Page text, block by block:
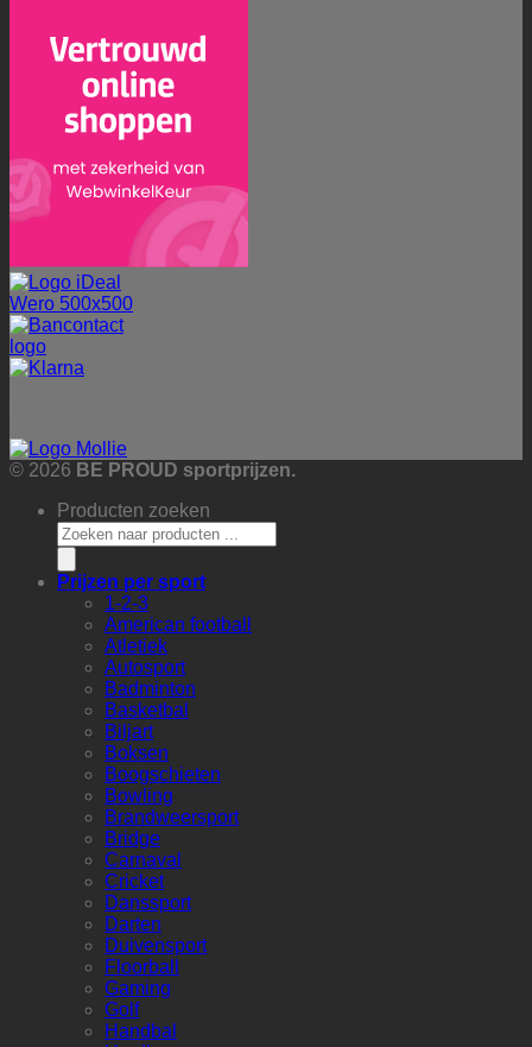
© 2026 BE PROUD sportprijzen.
Producten zoeken
Prijzen per sport
1-2-3
American football
Atletiek
Autosport
Badminton
Basketbal
Biljart
Boksen
Boogschieten
Bowling
Brandweersport
Bridge
Carnaval
Cricket
Danssport
Darten
Duivensport
Floorball
Gaming
Golf
Handbal